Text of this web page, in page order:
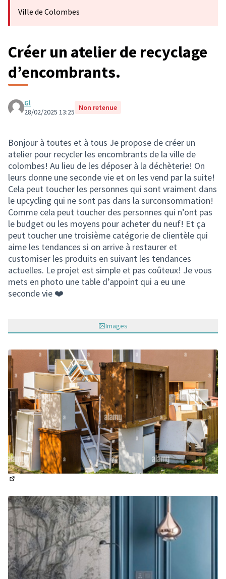
Ville de Colombes
Créer un atelier de recyclage
d’encombrants.
Gl
28/02/2025 13:25 Non retenue
Bonjour à toutes et à tous Je propose de créer un
atelier pour recycler les encombrants de la ville de
colombes! Au lieu de les déposer à la déchèterie! On
leurs donne une seconde vie et on les vend par la suite!
Cela peut toucher les personnes qui sont vraiment dans
le upcycling qui ne sont pas dans la surconsommation!
Comme cela peut toucher des personnes qui n’ont pas
le budget ou les moyens pour acheter du neuf! Et ça
peut toucher une troisième catégorie de clientèle qui
aime les tendances si on arrive à restaurer et
customiser les produits en suivant les tendances
actuelles. Le projet est simple et pas coûteux! Je vous
mets en photo une table d’appoint qui a eu une
seconde vie ❤️
Images